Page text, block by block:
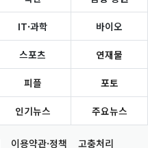
IT·과학 바이오
스포츠 연재물
피플 포토
인기뉴스 주요뉴스
이용약관·정책 고충처리